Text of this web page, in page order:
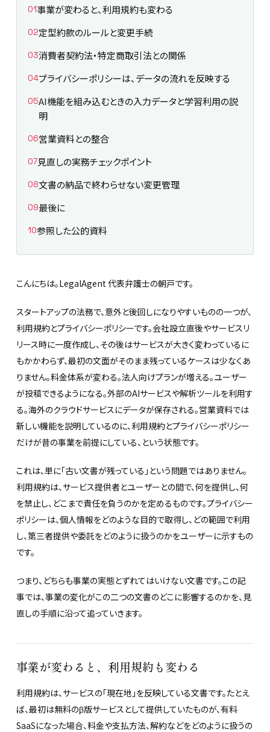
事業が変わると、利用規約も変わる
定型約款のルールと変更手続
消費者契約法・特定商取引法との関係
プライバシーポリシーは、データの流れを反映する
AI機能を組み込むときの入力データと学習利用の説
明
営業資料との整合
見直しの実務チェックポイント
文書の納品で終わらせない変更管理
最後に
参照した公的資料
こんにちは。LegalAgent 代表弁護士の朝戸です。
スタートアップの法務で、意外と後回しになりやすいものの一つが、
利用規約とプライバシーポリシーです。会社設立直後やサービスリ
リース時に一度作成し、その後はサービスが大きく変わっているに
もかかわらず、最初の文面がそのまま残っているケースは少なくあ
りません。料金体系が変わる。法人向けプランが増える。ユーザー
が投稿できるようになる。外部のAIサービスや解析ツールを利用す
る。海外のクラウドサービスにデータが保存される。営業資料では
新しい機能を説明しているのに、利用規約とプライバシーポリシー
だけが昔の事業を前提にしている、という状態です。
これは、単に「古い文書が残っている」という問題ではありません。
利用規約は、サービス提供者とユーザーとの間で、何を提供し、何
を禁止し、どこまで責任を負うのかを定めるものです。プライバシー
ポリシーは、個人情報をどのような目的で取得し、どの範囲で利用
し、第三者提供や委託をどのように扱うのかをユーザーに示すもの
です。
つまり、どちらも事業の実態とずれてはいけない文書です。この記
事では、事業の変化がこの二つの文書のどこに影響するのかを、見
直しの手順に沿って追っていきます。
事業が変わると、利用規約も変わる
利用規約は、サービスの「現在地」を反映している文書です。たとえ
ば、最初は無料のβ版サービスとして提供していたものが、有料
SaaSになった場合、料金や支払方法、解約などをどのように扱うの